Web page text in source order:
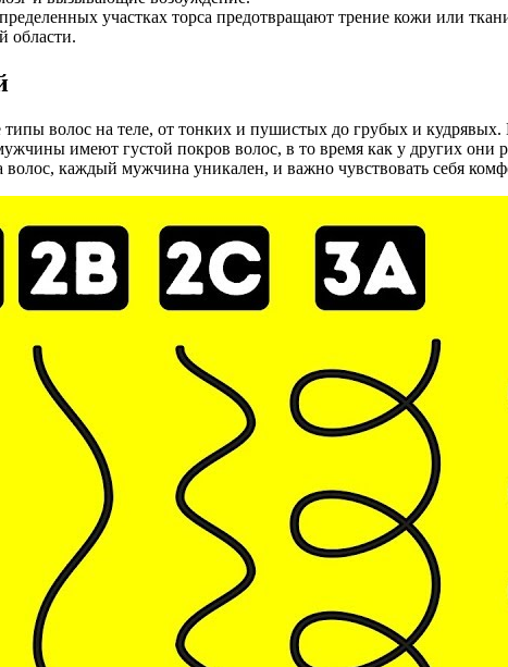
участках торса предотвращают трение кожи или
области.
волос на теле, от тонких и пушистых до грубых и кудрявых.
имеют густой покров волос, в то время как у других они
каждый мужчина уникален, и важно чувствовать себя